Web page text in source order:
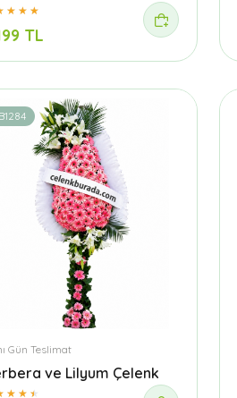
TL
Gün Teslimat
ve Lilyum Çelenk